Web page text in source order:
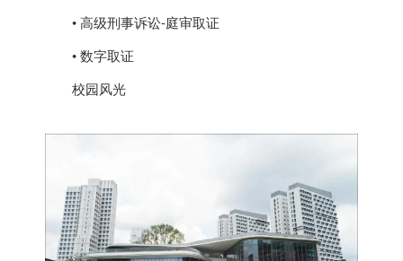
• 高级刑事诉讼-庭审取证
• 数字取证
校园风光